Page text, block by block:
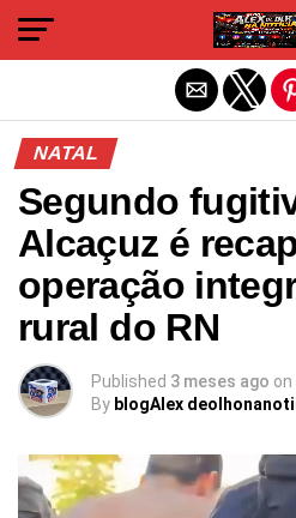
NATAL
Segundo
Alcaçuz é
operação
rural do RN
Published 3 meses ago on
By blogAlex
Sair da